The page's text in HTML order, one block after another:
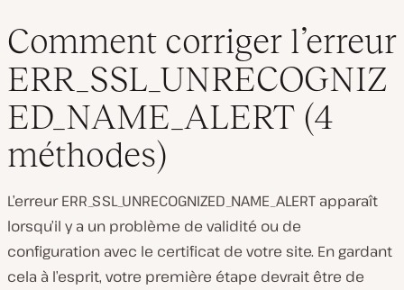
Comment corriger l’erreur
ERR_SSL_UNRECOGNIZ
ED_NAME_ALERT (4
méthodes)
L’erreur ERR_SSL_UNRECOGNIZED_NAME_ALERT apparaît
lorsqu’il y a un problème de validité ou de
configuration avec le certificat de votre site. En gardant
cela à l’esprit, votre première étape devrait être de